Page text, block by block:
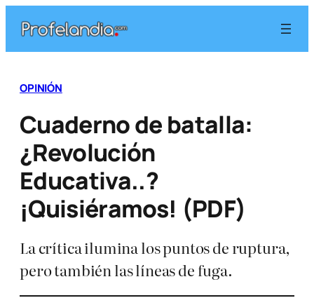
contenido
OPINIÓN
Cuaderno de batalla:
¿Revolución
Educativa..?
¡Quisiéramos! (PDF)
La crítica ilumina los puntos de ruptura,
pero también las líneas de fuga.